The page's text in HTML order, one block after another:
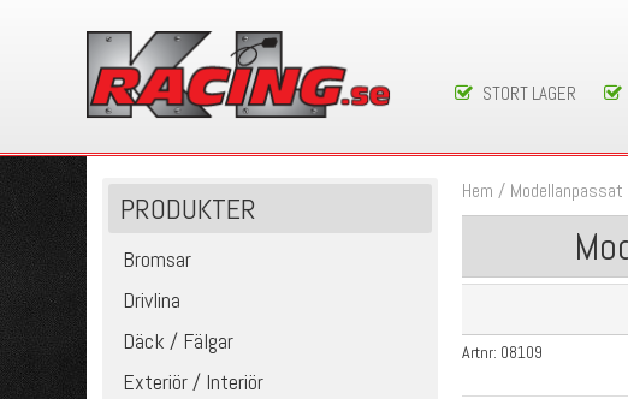
STORT LAGER
PRODUKTER
Bromsar
Drivlina
Däck / Fälgar
Exteriör / Interiör
Hem / Modellanpassat
Artnr: 08109